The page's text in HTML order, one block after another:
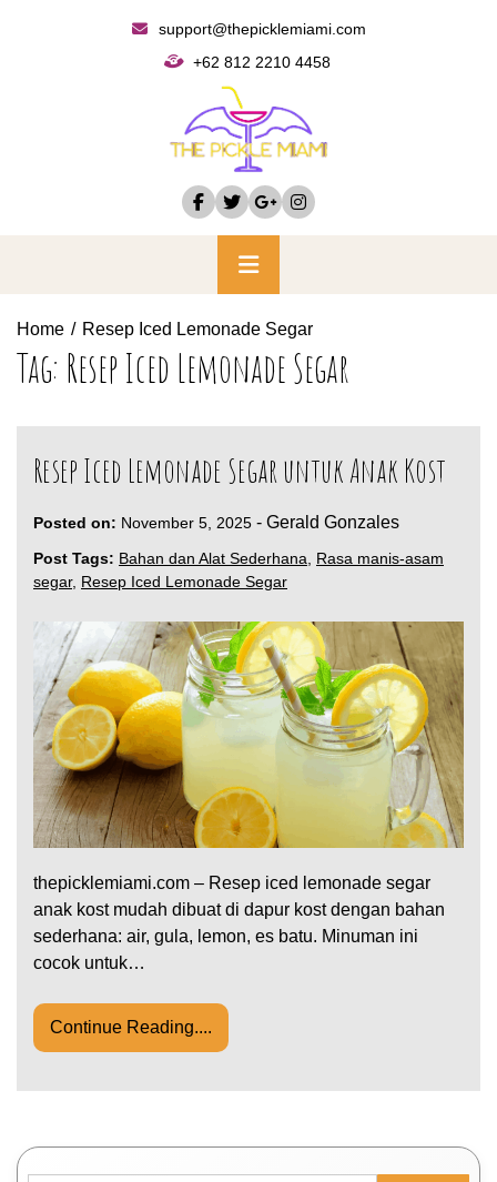
support@thepicklemiami.com
+62 812 2210 4458
Primary
Menu
Home Resep Iced Lemonade Segar
Tag: Resep Iced Lemonade Segar
Resep Iced Lemonade Segar untuk Anak Kost
Posted on: November 5, 2025 - Gerald Gonzales
Post Tags: Bahan dan Alat Sederhana, Rasa manis-asam
segar, Resep Iced Lemonade Segar
thepicklemiami.com – Resep iced lemonade segar
anak kost mudah dibuat di dapur kost dengan bahan
sederhana: air, gula, lemon, es batu. Minuman ini
cocok untuk…
Continue Reading....